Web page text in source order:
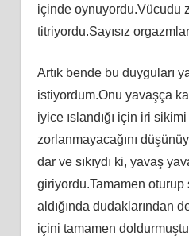
içinde oynuyordu.Vücudu
titriyordu.Sayısız
Artık bende bu duyguları
istiyordum.Onu yavaşça
iyice ıslandığı için iri
zorlanmayacağını
dar ve sıkıydı ki, yavaş
giriyordu.Tamamen
aldığında dudaklarından
içini tamamen